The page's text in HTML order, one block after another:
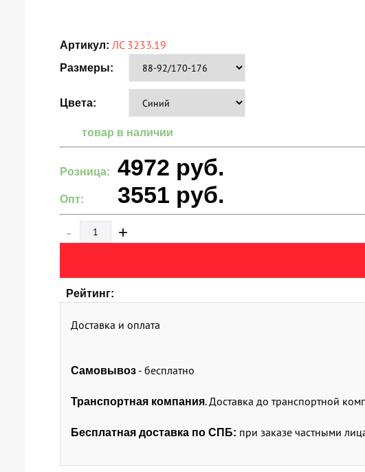
Артикул: ЛС 3233.19
Размеры:
Цвета:
товар в наличии
Розница: 4972 руб.
Опт: 3551 руб.
- +
Рейтинг:
Доставка и оплата
Самовывоз - бесплатно
Транспортная компания. Доставка до транспортной
Бесплатная доставка по СПБ: при заказе частными